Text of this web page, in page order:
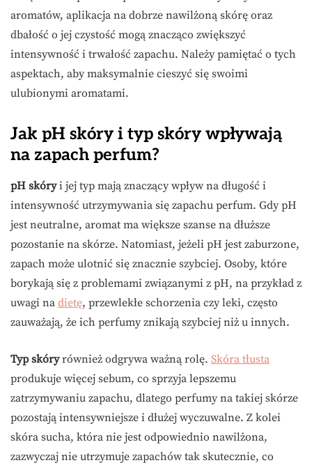
aromatów, aplikacja na dobrze nawilżoną skórę oraz
dbałość o jej czystość mogą znacząco zwiększyć
intensywność i trwałość zapachu. Należy pamiętać o tych
aspektach, aby maksymalnie cieszyć się swoimi
ulubionymi aromatami.
Jak pH skóry i typ skóry wpływają
na zapach perfum?
pH skóryi jej typ mają znaczący wpływ na długość i
intensywność utrzymywania się zapachu perfum. Gdy pH
jest neutralne, aromat ma większe szanse na dłuższe
pozostanie na skórze. Natomiast, jeżeli pH jest zaburzone,
zapach może ulotnić się znacznie szybciej. Osoby, które
borykają się z problemami związanymi z pH, na przykład z
uwagi na dietę, przewlekłe schorzenia czy leki, często
zauważają, że ich perfumy znikają szybciej niż u innych.
Typ skóryrównież odgrywa ważną rolę. Skóra tłusta
produkuje więcej sebum, co sprzyja lepszemu
zatrzymywaniu zapachu, dlatego perfumy na takiej skórze
pozostają intensywniejsze i dłużej wyczuwalne. Z kolei
skóra sucha, która nie jest odpowiednio nawilżona,
zazwyczaj nie utrzymuje zapachów tak skutecznie, co